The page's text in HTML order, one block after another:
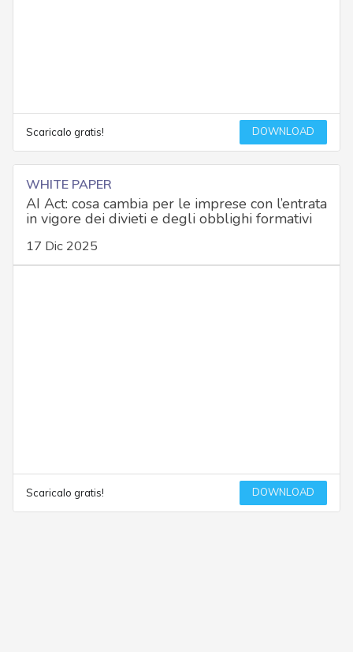
Scaricalo gratis! DOWNLOAD
WHITE PAPER
AI Act: cosa cambia per le imprese con l’entrata
in vigore dei divieti e degli obblighi formativi
17 Dic 2025
Scaricalo gratis! DOWNLOAD